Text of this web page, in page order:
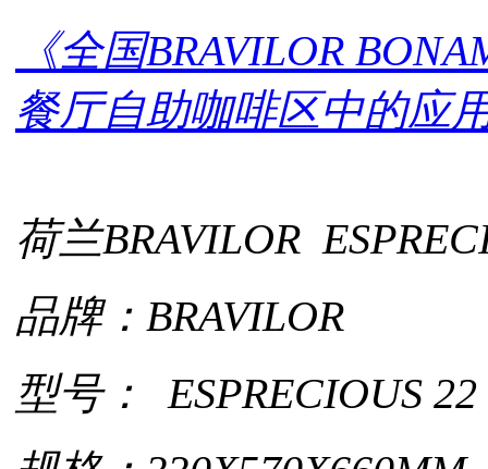
《全国BRAVILOR
餐厅自助咖啡区中的应
荷兰BRAVILOR
品牌：BRAVILOR
型号：ESPRECIOUS 22